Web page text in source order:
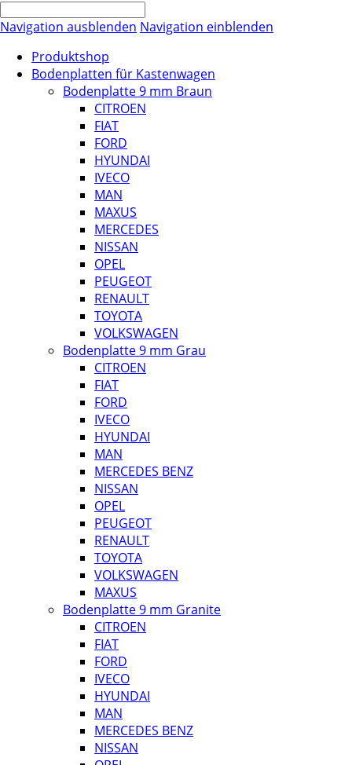
Navigation ausblenden Navigation einblenden
Produktshop
Bodenplatten für Kastenwagen
Bodenplatte 9 mm Braun
CITROEN
FIAT
FORD
HYUNDAI
IVECO
MAN
MAXUS
MERCEDES
NISSAN
OPEL
PEUGEOT
RENAULT
TOYOTA
VOLKSWAGEN
Bodenplatte 9 mm Grau
CITROEN
FIAT
FORD
IVECO
HYUNDAI
MAN
MERCEDES BENZ
NISSAN
OPEL
PEUGEOT
RENAULT
TOYOTA
VOLKSWAGEN
MAXUS
Bodenplatte 9 mm Granite
CITROEN
FIAT
FORD
IVECO
HYUNDAI
MAN
MERCEDES BENZ
NISSAN